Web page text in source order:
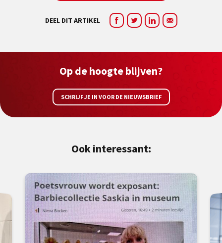
DEEL DIT ARTIKEL
Op de hoogte blijven?
SCHRIJF JE IN VOOR DE NIEUWSBRIEF
Ook interessant: